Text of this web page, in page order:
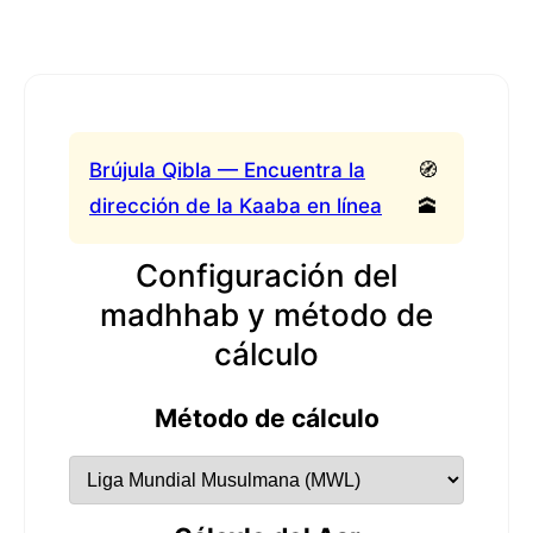
Brújula Qibla — Encuentra la
dirección de la Kaaba en línea
🧭
🕋
Configuración del
madhhab y método de
cálculo
Método de cálculo